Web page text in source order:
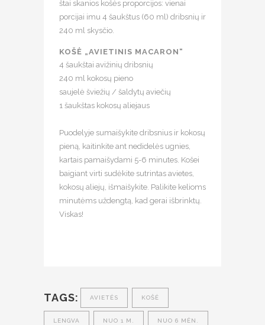
štai skanios košės proporcijos: vienai
porcijai imu 4 šaukštus (60 ml) dribsnių ir
240 ml skysčio.
KOŠĖ „AVIETINIS MACARON“
4 šaukštai avižinių dribsnių⠀
240 ml kokosų pieno⠀
saujelė šviežių / šaldytų aviečių⠀
1 šaukštas kokosų aliejaus⠀
Puodelyje sumaišykite dribsnius ir kokosų
pieną, kaitinkite ant nedidelės ugnies,
kartais pamaišydami 5-6 minutes. Košei
baigiant virti sudėkite sutrintas avietes,
kokosų aliejų, išmaišykite. Palikite kelioms
minutėms uždengtą, kad gerai išbrinktų.
Viskas!
TAGS: AVIETĖS KOŠĖ
LENGVA NUO 1 M. NUO 6 MĖN.